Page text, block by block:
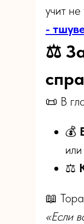
учит
-
⚖️
📜 В
💰
⚖️
📖
«Если